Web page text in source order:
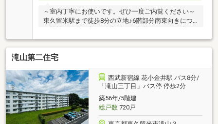
～室内丁寧にお使いです。ぜひ一度ご内覧ください～
東久留米駅まで徒歩8分の立地♪6階部分南東向きにつ
♪・キッチン、浴室、洗面室 新規交換・壁紙クロス
全室 新規張替・フローリング全室 新規張替東急コ
ミュニティによる日勤管理♪・月～金曜日 8：30～
16：30（休憩時間含む）修繕積立金総額 123、469、
864円（2025年9月30日現在）
滝山第二住宅
西武新宿線 花小金井駅 バス8分/
「滝山三丁目」バス停 停歩2分
築56年/5階建
総戸数720戸